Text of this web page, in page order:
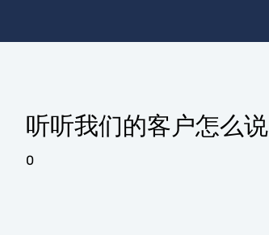
听听我们的客户怎么说
0